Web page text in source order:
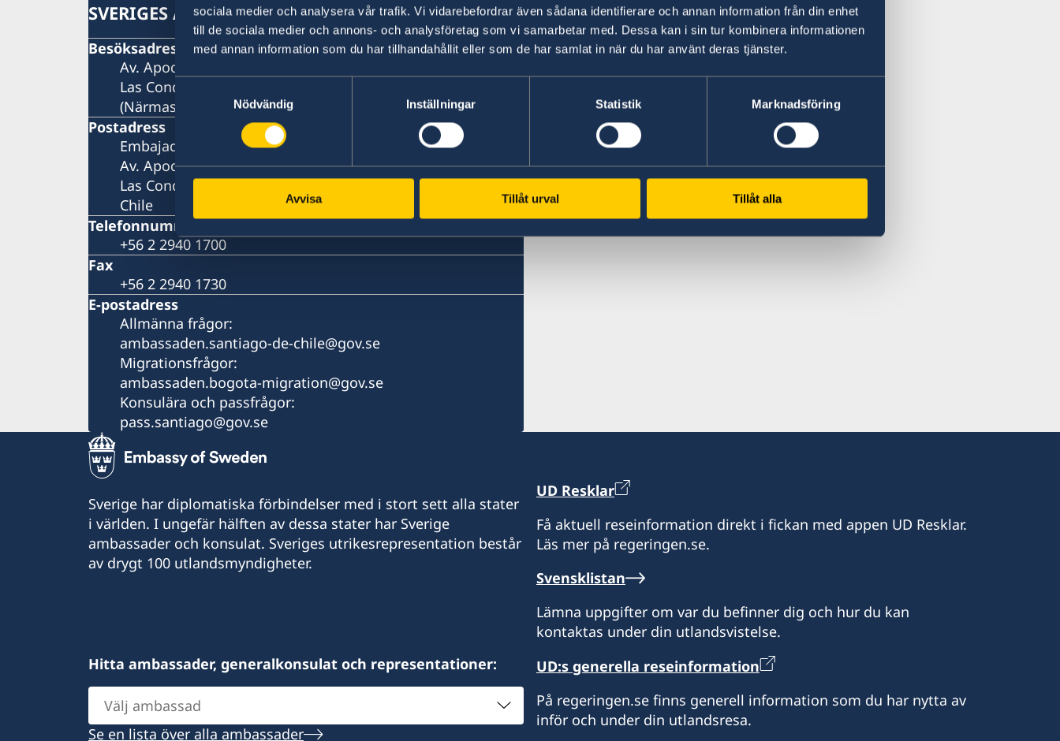
sociala medier och analysera vår trafik. Vi vidarebefordrar även sådana identifierare och annan information från din enhet
till de sociala medier och annons- och analysföretag som vi samarbetar med. Dessa kan i sin tur kombinera informationen
med annan information som du har tillhandahållit eller som de har samlat in när du har använt deras tjänster.
Samtyckesval
Nödvändig
Inställningar Statistik Marknadsföring
Avvisa Tillåt urval Tillåt alla
SVERIGES AMBASSAD
Besöksadress
Av. Apoquindo 2929, våning 3
Las Condes, Santiago de Chile
(Närmaste metro: Tobalaba eller El Golf)
Postadress
Embajada de Suecia
Av. Apoquindo 2929, våning 3
Las Condes, Santiago de Chile
Chile
Telefonnummer
+56 2 2940 1700
Fax
+56 2 2940 1730
E-postadress
Allmänna frågor:
ambassaden.santiago-de-chile@gov.se
Migrationsfrågor:
ambassaden.bogota-migration@gov.se
Konsulära och passfrågor:
pass.santiago@gov.se
Sverige har diplomatiska förbindelser med i stort sett alla stater
i världen. I ungefär hälften av dessa stater har Sverige
ambassader och konsulat. Sveriges utrikesrepresentation består
av drygt 100 utlandsmyndigheter.
Hitta ambassader, generalkonsulat och representationer:
Välj
ambassad
Se en lista över alla ambassader
UD Resklar
Få aktuell reseinformation direkt i fickan med appen UD Resklar.
Läs mer på regeringen.se.
Svensklistan
Lämna uppgifter om var du befinner dig och hur du kan
kontaktas under din utlandsvistelse.
UD:s generella reseinformation
På regeringen.se finns generell information som du har nytta av
inför och under din utlandsresa.